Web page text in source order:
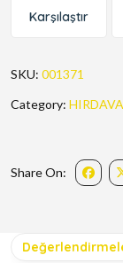
Karşılaştır
SKU: 001371
Category:
Share On: